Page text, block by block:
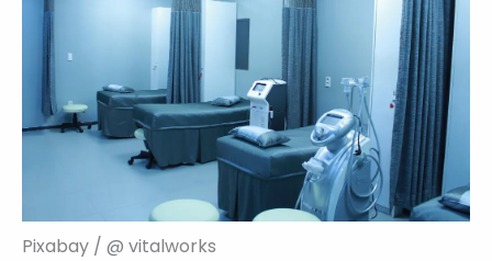
Pixabay / @ vitalworks